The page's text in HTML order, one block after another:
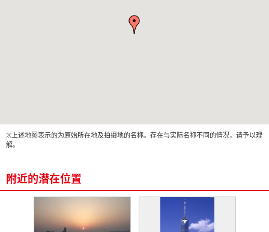
※上述地图表示的为原始所在地及拍摄地的名称。存在与实际名称不同的情况，请予以理
解。
附近的潜在位置